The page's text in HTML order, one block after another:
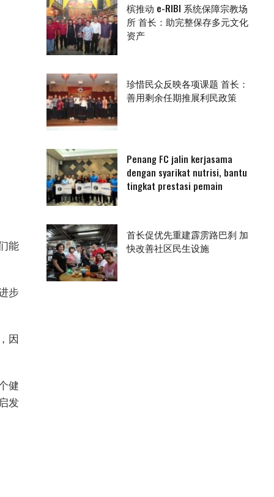
能
步
因
健
发
槟推动 e-RIBI 系统保障宗教场
所 首长：助完整保存多元文化
资产
珍惜民众反映各项课题 首长：
善用剩余任期推展利民政策
Penang FC jalin kerjasama
dengan syarikat nutrisi, bantu
tingkat prestasi pemain
首长促优先重建霹雳路巴刹 加
快改善社区民生设施